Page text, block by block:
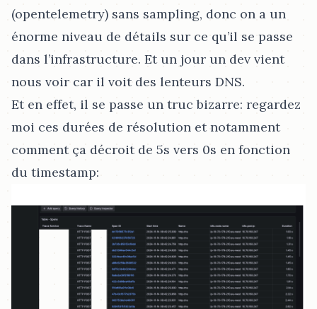
(opentelemetry) sans sampling, donc on a un
énorme niveau de détails sur ce qu’il se passe
dans l’infrastructure. Et un jour un dev vient
nous voir car il voit des lenteurs DNS.
Et en effet, il se passe un truc bizarre: regardez
moi ces durées de résolution et notamment
comment ça décroit de 5s vers 0s en fonction
du timestamp: